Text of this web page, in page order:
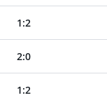
1:2
2:0
1:2